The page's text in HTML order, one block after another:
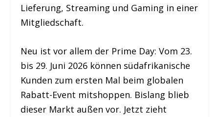
Lieferung, Streaming und Gaming in einer
Mitgliedschaft.
Neu ist vor allem der Prime Day: Vom 23.
bis 29. Juni 2026 können südafrikanische
Kunden zum ersten Mal beim globalen
Rabatt-Event mitshoppen. Bislang blieb
dieser Markt außen vor. Jetzt zieht